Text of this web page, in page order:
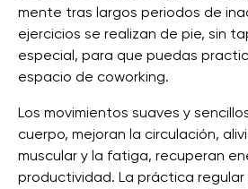
mente tras largos periodos de
ejercicios se realizan de pie, sin
especial, para que puedas
espacio de coworking.
Los movimientos suaves y
cuerpo, mejoran la circulación,
muscular y la fatiga, recuperan
productividad. La práctica